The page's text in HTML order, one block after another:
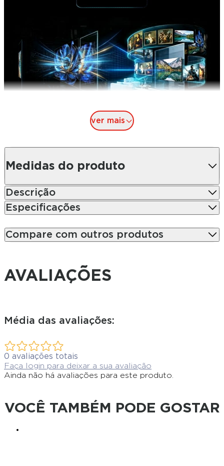
ver mais
Medidas do produto
Descrição
Especificações
Compare com outros produtos
AVALIAÇÕES
Média das avaliações:
0 avaliações totais
Faça login para deixar a sua avaliação
Ainda não há avaliações para este produto.
VOCÊ TAMBÉM PODE GOSTAR